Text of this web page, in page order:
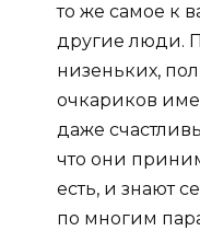
то же самое к
другие люди.
низеньких,
очкариков
даже
что они
есть, и знают
по многим